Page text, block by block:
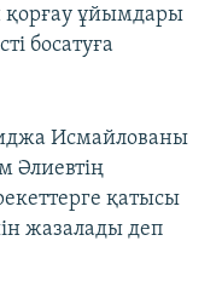
қорғау ұйымдары
босатуға
Исмайлованы
Әлиевтің
қатысы
жазалады деп